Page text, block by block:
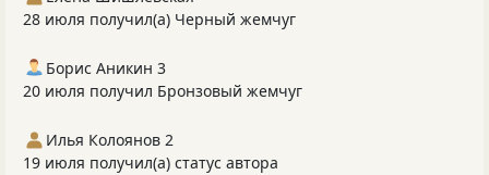
28 июля получил(а) Черный жемчуг
Борис Аникин 3
20 июля получил Бронзовый жемчуг
Илья Колоянов 2
19 июля получил(а) статус автора